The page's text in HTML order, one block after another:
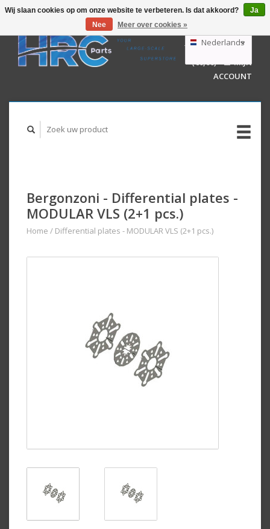
GBP
AUD
Nederlands
Deutsch
English
WINKELWAGEN
(€0,00)
MIJN
ACCOUNT
Bergonzoni - Differential plates -
MODULAR VLS (2+1 pcs.)
Home / Differential plates - MODULAR VLS (2+1 pcs.)
Wij slaan cookies op om onze website te verbeteren. Is dat akkoord?
Ja
Nee
Meer over cookies »